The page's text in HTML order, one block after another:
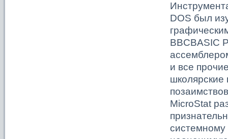
DOS был
BBCBASIC
и все
школярские
MicroStat
системному